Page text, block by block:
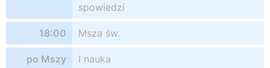
spowiedzi
18:00 Msza św.
po Mszy
I nauka